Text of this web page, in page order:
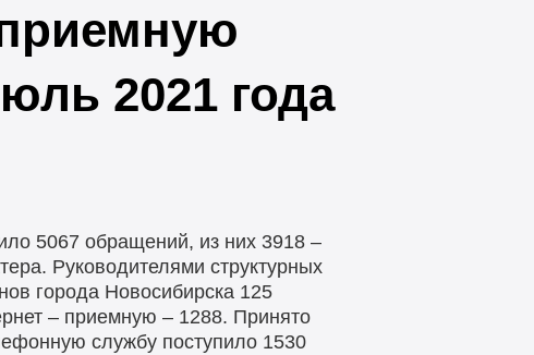
2021 года
5067 обращений, из них 3918 –
Руководителями структурных
города Новосибирска 125
– приемную – 1288. Принято
службу поступило 1530